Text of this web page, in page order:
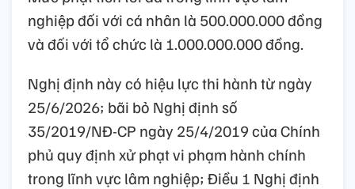
nghiệp đối với cá nhân là 500.000.000 đồng
và đối với tổ chức là 1.000.000.000 đồng.
Nghị định này có hiệu lực thi hành từ ngày
25/6/2026; bãi bỏ Nghị định số
35/2019/NĐ-CP ngày 25/4/2019 của Chính
phủ quy định xử phạt vi phạm hành chính
trong lĩnh vực lâm nghiệp; Điều 1 Nghị định